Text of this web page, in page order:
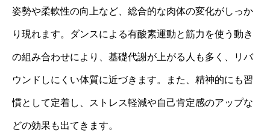
姿勢や柔軟性の向上など、総合的な肉体の変化がしっか
り現れます。ダンスによる有酸素運動と筋力を使う動き
の組み合わせにより、基礎代謝が上がる人も多く、リバ
ウンドしにくい体質に近づきます。また、精神的にも習
慣として定着し、ストレス軽減や自己肯定感のアップな
どの効果も出てきます。